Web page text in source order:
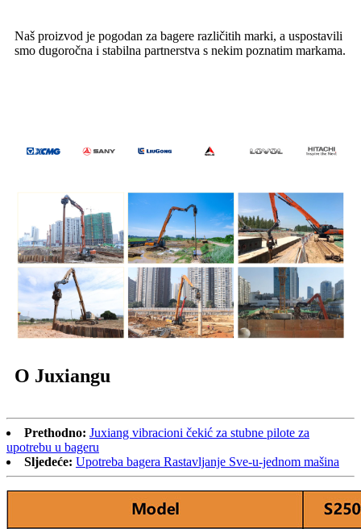
Naš proizvod je pogodan za bagere različitih marki, a uspostavili
smo dugoročna i stabilna partnerstva s nekim poznatim markama.
O Juxiangu
Prethodno: Juxiang vibracioni čekić za stubne pilote za
upotrebu u bageru
Sljedeće: Upotreba bagera Rastavljanje Sve-u-jednom mašina